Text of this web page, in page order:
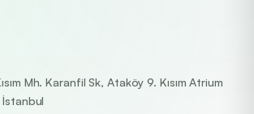
Mh. Karanfil Sk, Ataköy 9. Kısım Atrium
İstanbul